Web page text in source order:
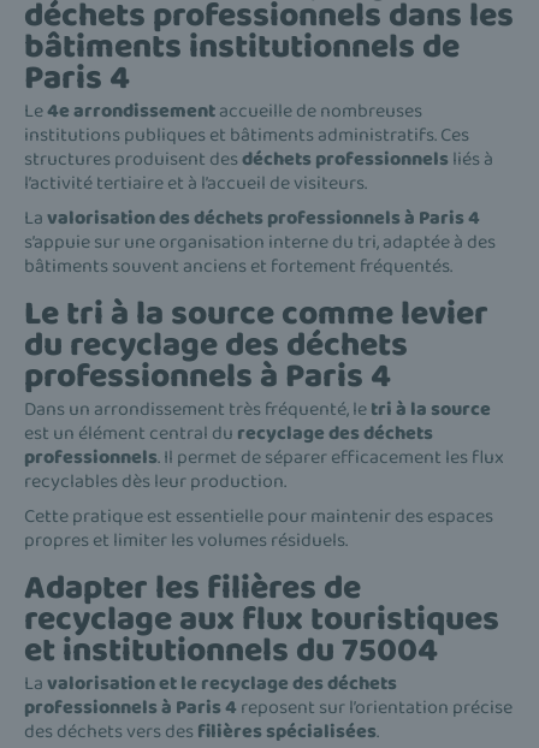
déchets professionnels dans les
bâtiments institutionnels de
Paris 4
Le4e arrondissementaccueille de nombreuses
institutions publiques et bâtiments administratifs. Ces
structures produisent desdéchets professionnels liés à
l’activité tertiaire et à l’accueil de visiteurs.
Lavalorisation des déchets professionnels à Paris 4
s’appuie sur une organisation interne du tri, adaptée à des
bâtiments souvent anciens et fortement fréquentés.
Le tri à la source comme levier
du recyclage des déchets
professionnels à Paris 4
Dans un arrondissement très fréquenté, letri à la source
est un élément central du recyclage des déchets
professionnels. Il permet de séparer efficacement les flux
recyclables dès leur production.
Cette pratique est essentielle pour maintenir des espaces
propres et limiter les volumes résiduels.
Adapter les filières de
recyclage aux flux touristiques
et institutionnels du 75004
Lavalorisation et le recyclage des déchets
professionnels à Paris 4 reposent sur l’orientation précise
des déchets vers des filières spécialisées.